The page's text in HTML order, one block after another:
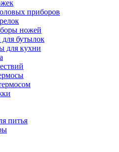
приборов
ножей
бутылок
для кухни
питья